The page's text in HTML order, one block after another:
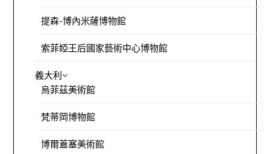
提森-博內米薩博物館
索菲婭王后國家藝術中心博物館
義大利
烏菲茲美術館
梵蒂岡博物館
博爾蓋塞美術館